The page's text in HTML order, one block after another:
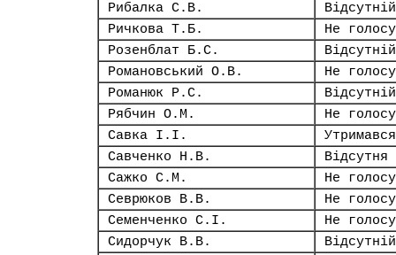
Рибалка С.В.
Відсутній
Ричкова Т.Б.
Не
Розенблат Б.С.
Відсутній
Романовський О.В.
Не
Романюк Р.С.
Відсутній
Рябчин О.М.
Не
Савка І.І.
Утримався
Савченко Н.В.
Відсутня
Сажко С.М.
Не
Севрюков В.В.
Не
Семенченко С.І.
Не
Сидорчук В.В.
Відсутній